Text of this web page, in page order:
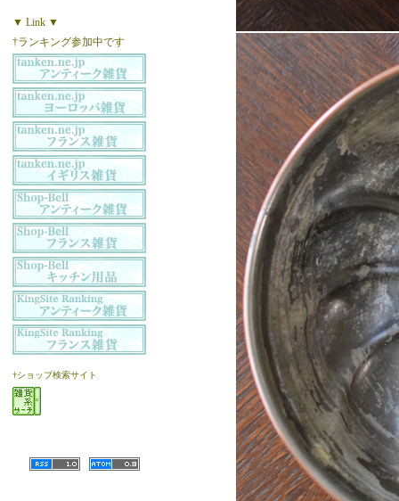
▼ Link ▼
†ランキング参加中です
†ショップ検索サイト